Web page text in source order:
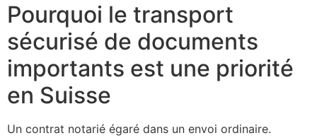
Pourquoi le transport
sécurisé de documents
importants est une priorité
en Suisse
Un contrat notarié égaré dans un envoi ordinaire.